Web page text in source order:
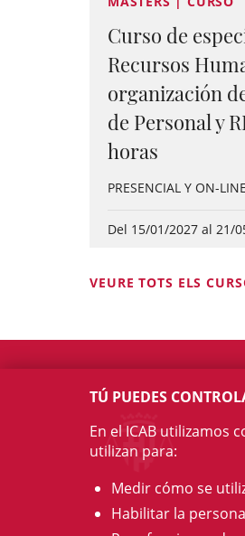
Curso de
Recursos
organización
de Personal y
horas
PRESENCIAL Y ON-LINE
Del 15/01/2027 al 21/
VEURE TOTS ELS
TÚ PUEDES
En el ICAB utilizamos
utilizan para:
Medir cómo se
Habilitar la